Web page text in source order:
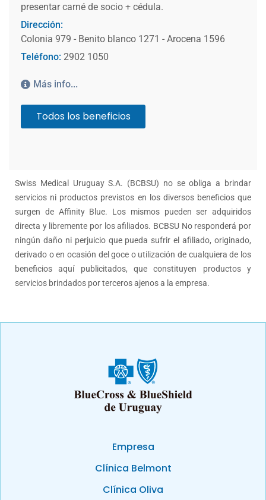
presentar carné de socio + cédula.
Dirección:
Colonia 979 - Benito blanco 1271 - Arocena 1596
Teléfono: 2902 1050
Más info...
Todos los beneficios
Swiss Medical Uruguay S.A. (BCBSU) no se obliga a brindar
servicios ni productos previstos en los diversos beneficios que
surgen de Affinity Blue. Los mismos pueden ser adquiridos
directa y libremente por los afiliados. BCBSU No responderá por
ningún daño ni perjuicio que pueda sufrir el afiliado, originado,
derivado o en ocasión del goce o utilización de cualquiera de los
beneficios aquí publicitados, que constituyen productos y
servicios brindados por terceros ajenos a la empresa.
Empresa
Clínica Belmont
Clínica Oliva